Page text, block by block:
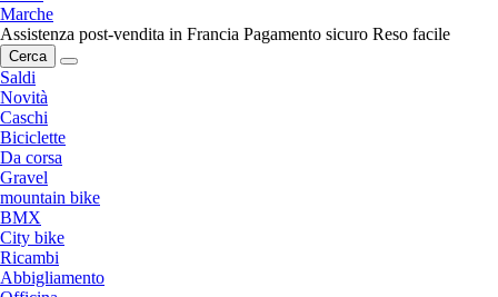
Marche
Assistenza post-vendita in Francia Pagamento sicuro Reso facile
Cerca
Saldi
Novità
Caschi
Biciclette
Da corsa
Gravel
mountain bike
BMX
City bike
Ricambi
Abbigliamento